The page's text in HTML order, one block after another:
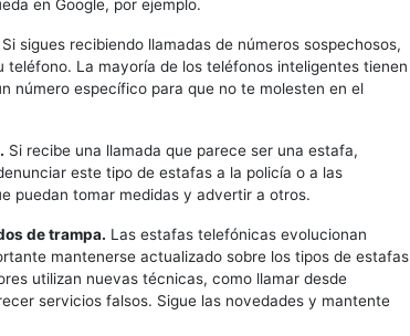
en Google, por ejemplo.
Si sigues recibiendo llamadas de números sospechosos,
teléfono. La mayoría de los teléfonos inteligentes tienen
número específico para que no te molesten en el
Si recibe una llamada que parece ser una estafa,
este tipo de estafas a la policía o a las
puedan tomar medidas y advertir a otros.
de trampa. Las estafas telefónicas evolucionan
mantenerse actualizado sobre los tipos de estafas
utilizan nuevas técnicas, como llamar desde
servicios falsos. Sigue las novedades y mantente